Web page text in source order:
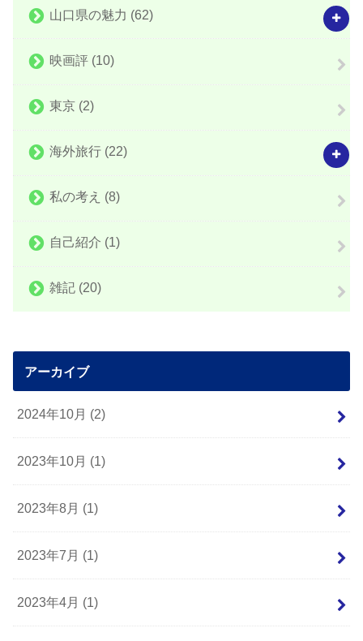
山口県の魅力 (62)
映画評 (10)
東京 (2)
海外旅行 (22)
私の考え (8)
自己紹介 (1)
雑記 (20)
アーカイブ
2024年10月 (2)
2023年10月 (1)
2023年8月 (1)
2023年7月 (1)
2023年4月 (1)